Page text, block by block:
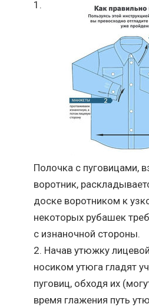
Полочка с пуговицами,
воротник,
доске воротником к
некоторых рубашек
с изнаночной стороны.
Начав утюжку
носиком утюга гладят
пуговиц, обходя их
время глажения путь